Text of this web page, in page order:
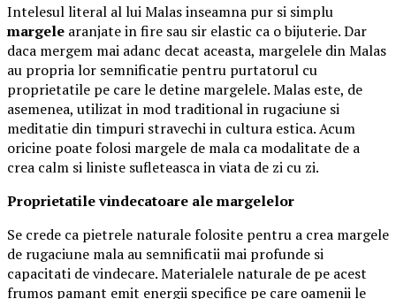
Intelesul literal al lui Malas inseamna pur si simplu
margele aranjate in fire sau sir elastic ca o bijuterie. Dar
daca mergem mai adanc decat aceasta, margelele din Malas
au propria lor semnificatie pentru purtatorul cu
proprietatile pe care le detine margelele. Malas este, de
asemenea, utilizat in mod traditional in rugaciune si
meditatie din timpuri stravechi in cultura estica. Acum
oricine poate folosi margele de mala ca modalitate de a
crea calm si liniste sufleteasca in viata de zi cu zi.
Proprietatile vindecatoare ale margelelor
Se crede ca pietrele naturale folosite pentru a crea margele
de rugaciune mala au semnificatii mai profunde si
capacitati de vindecare. Materialele naturale de pe acest
frumos pamant emit energii specifice pe care oamenii le